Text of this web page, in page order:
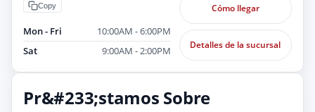
Copy
Mon - Fri
10:00AM - 6:00PM
Sat
9:00AM - 2:00PM
Cómo llegar
Detalles de la sucursal
Pr&#233;stamos Sobre